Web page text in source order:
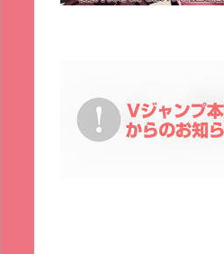
バクラの操るゾークが強力な力を得
て降臨！ 原作『遊☆戯☆王』30周年
記念付録第3弾として、『遊戯王OCG』